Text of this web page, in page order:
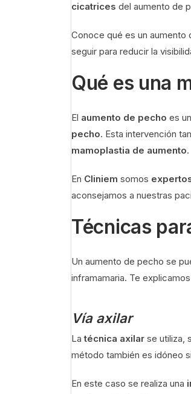
cicatrices del aumento de
Conoce qué es un
seguir para reducir la
Qué es una
El aumento de pecho es
pecho. Esta intervención
mamoplastia de aumento.
En Cliniem somos
aconsejamos a nuestras
Técnicas
Un aumento de pecho se
inframamaria. Te
Vía axilar
Latécnica axilar se utiliza,
método también es idóneo
En este caso se realiza una